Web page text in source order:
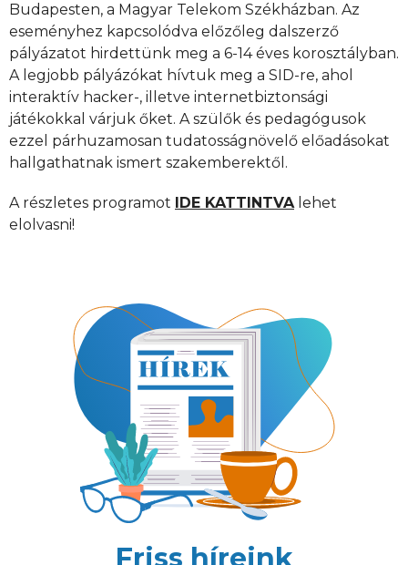
Budapesten, a Magyar Telekom Székházban. Az
eseményhez kapcsolódva előzőleg dalszerző
pályázatot hirdettünk meg a 6-14 éves korosztályban.
A legjobb pályázókat hívtuk meg a SID-re, ahol
interaktív hacker-, illetve internetbiztonsági
játékokkal várjuk őket. A szülők és pedagógusok
ezzel párhuzamosan tudatosságnövelő előadásokat
hallgathatnak ismert szakemberektől.
A részletes programot IDE KATTINTVAlehet
elolvasni!